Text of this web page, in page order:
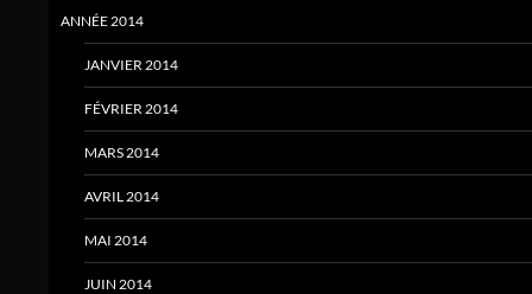
ANNÉE 2014
JANVIER 2014
FÉVRIER 2014
MARS 2014
AVRIL 2014
MAI 2014
JUIN 2014